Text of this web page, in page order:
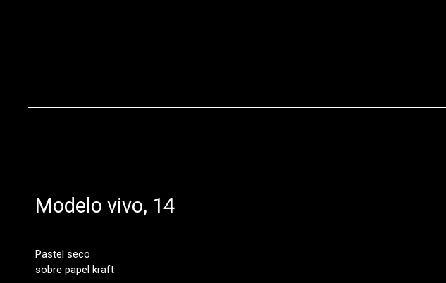
Modelo vivo, 14
Pastel seco
sobre papel kraft